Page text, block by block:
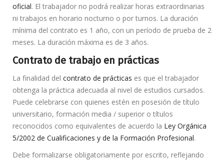
oficial. El trabajador no podrá realizar horas extraordinarias
ni trabajos en horario nocturno o por turnos. La duración
mínima del contrato es 1 año, con un período de prueba de 2
meses. La duración máxima es de 3 años.
Contrato de trabajo en prácticas
La finalidad del contrato de prácticas es que el trabajador
obtenga la práctica adecuada al nivel de estudios cursados.
Puede celebrarse con quienes estén en posesión de título
universitario, formación media / superior o títulos
reconocidos como equivalentes de acuerdo la Ley Orgánica
5/2002 de Cualificaciones y de la Formación Profesional.
Debe formalizarse obligatoriamente por escrito, reflejando